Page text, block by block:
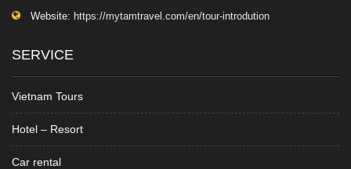
Website: https://mytamtravel.com/en/tour-introdution
SERVICE
Vietnam Tours
Hotel – Resort
Car rental